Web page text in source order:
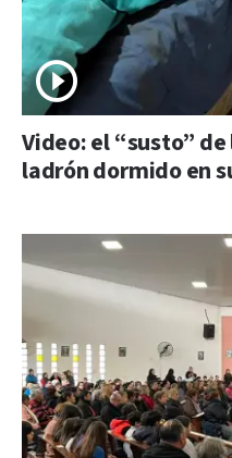
Video: el “susto”
ladrón dormido en